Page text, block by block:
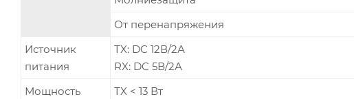
От перенапряжения
Источник
питания
TX: DC 12В/2А
RX: DC 5В/2А
Мощность
TX < 13 Вт